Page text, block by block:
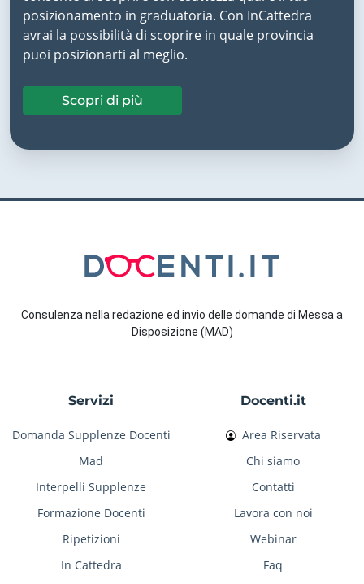
posizionamento in graduatoria. Con InCattedra
avrai la possibilità di scoprire in quale provincia
puoi posizionarti al meglio.
Scopri di più
Consulenza nella redazione ed invio delle domande di Messa a
Disposizione (MAD)
Servizi
Domanda Supplenze Docenti
Mad
Interpelli Supplenze
Formazione Docenti
Ripetizioni
In Cattedra
Docenti.it
Area Riservata
Chi siamo
Contatti
Lavora con noi
Webinar
Faq